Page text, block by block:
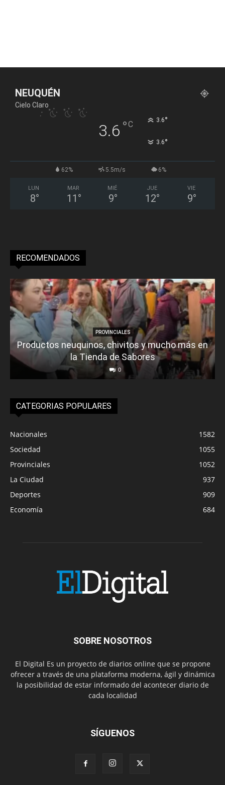
NEUQUÉN
Cielo Claro
3.6 °C 3.6°
3.6°
62% 5.5m/s 6%
LUN
8°
MAR
11 °
MIÉ
9°
JUE
12°
VIE
9°
RECOMENDADOS
PROVINCIALES
Productos neuquinos, chivitos y mucho más en
la Tienda de Sabores
0
CATEGORIAS POPULARES
Nacionales
1582
Sociedad
1055
Provinciales
1052
La Ciudad
937
Deportes
909
Economía
684
SOBRE NOSOTROS
El Digital Es un proyecto de diarios online que se propone
ofrecer a través de una plataforma moderna, ágil y dinámica
la posibilidad de estar informado del acontecer diario de
cada localidad
SÍGUENOS